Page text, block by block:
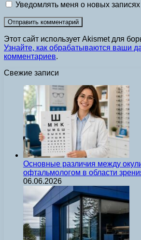
Уведомлять меня о новых записях
Этот сайт использует Akismet для
Узнайте, как обрабатываются ваши
комментариев.
Свежие записи
Основные различия между
офтальмологом в области
06.06.2026